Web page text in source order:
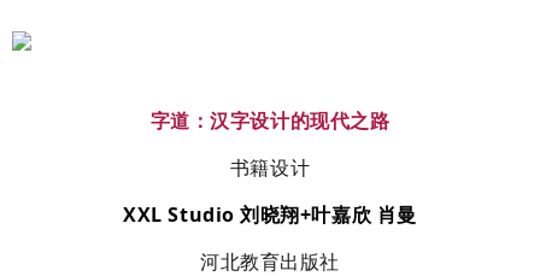
字道：汉字设计的现代之路
书籍设计
XXL Studio刘晓翔+叶嘉欣 肖曼
河北教育出版社